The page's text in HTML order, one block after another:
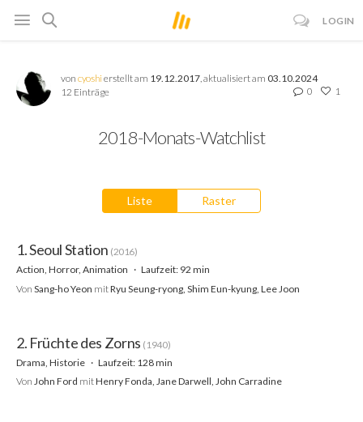
LOGIN
von cyoshi erstellt am 19.12.2017, aktualisiert am 03.10.2024
12 Einträge
0 1
2018-Monats-Watchlist
Liste Raster
1. Seoul Station (2016)
Action, Horror, Animation
Laufzeit: 92 min
Von Sang-ho Yeon mitRyu Seung-ryong, Shim Eun-kyung, Lee Joon
2. Früchte des Zorns (1940)
Drama, Historie
Laufzeit: 128 min
Von John Ford mitHenry Fonda, Jane Darwell, John Carradine